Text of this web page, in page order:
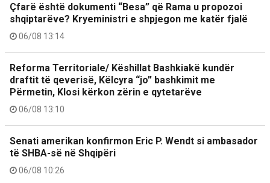
Çfarë është dokumenti “Besa” që Rama u propozoi
shqiptarëve? Kryeministri e shpjegon me katër fjalë
06/08 13:14
Reforma Territoriale/ Këshillat Bashkiakë kundër
draftit të qeverisë, Këlcyra “jo” bashkimit me
Përmetin, Klosi kërkon zërin e qytetarëve
06/08 13:10
Senati amerikan konfirmon Eric P. Wendt si ambasador
të SHBA-së në Shqipëri
06/08 10:26